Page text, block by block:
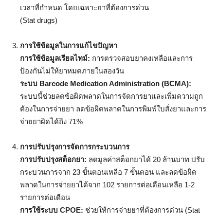
เวลาที่กำหนด โดยเฉพาะยาที่ต้องการด่วน
(Stat drugs)
การใช้ข้อมูลในการแก้ไขปัญหา
การใช้ข้อมูลเรียลไทม์: การตรวจสอบยาคงเหลือและการ
ป้องกันไม่ให้ยาหมดภายในสองวัน
ระบบ Barcode Medication Administration (BCMA):
ระบบนี้ช่วยลดข้อผิดพลาดในการจัดการยาและเพิ่มความถูก
ต้องในการจ่ายยา ลดข้อผิดพลาดในการพิมพ์ใบสั่งยาและการ
จ่ายยาผิดได้ถึง 71%
การปรับปรุงการจัดการกระบวนการ
การปรับปรุงสต็อกยา: ลดมูลค่าสต็อกยาได้ 20 ล้านบาท ปรับ
กระบวนการจาก 23 ขั้นตอนเหลือ 7 ขั้นตอน และลดข้อผิด
พลาดในการจ่ายยาได้จาก 102 รายการต่อเดือนเหลือ 1-2
รายการต่อเดือน
การใช้ระบบ CPOE: ช่วยให้การจ่ายยาที่ต้องการด่วน (Stat